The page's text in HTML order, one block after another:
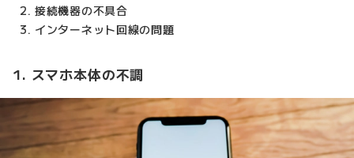
接続機器の不具合
インターネット回線の問題
1. スマホ本体の不調